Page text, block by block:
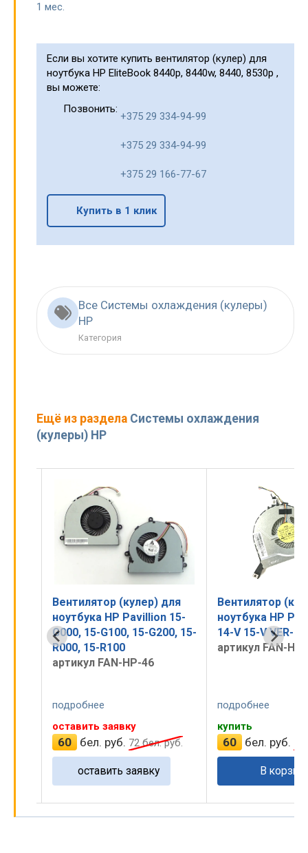
1 мес.
Если вы хотите купить вентилятор (кулер) для
ноутбука HP EliteBook 8440p, 8440w, 8440, 8530p ,
вы можете:
Позвонить:
+375 29 334-94-99
+375 29 334-94-99
+375 29 166-77-67
Купить в 1 клик
Все Системы охлаждения (кулеры)
HP
Категория
Ещё из раздела Системы охлаждения
(кулеры) HP
Вентилятор (кулер) для
ноутбука HP Pavillion 15-K,
14-V 15-V VER-1
артикул FAN-HP15
подробнее
купить
60 бел. руб. 72бел. руб.
В корзину
Вентилятор
ноутбука HP
14-V 15-V
артикул FAN-
подробнее
оставить
узнать цену
оставить